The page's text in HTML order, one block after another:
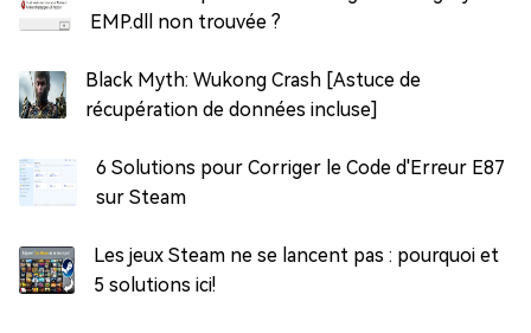
EMP.dll non trouvée ?
Black Myth: Wukong Crash [Astuce de
récupération de données incluse]
6 Solutions pour Corriger le Code d'Erreur E87
sur Steam
Les jeux Steam ne se lancent pas : pourquoi et
5 solutions ici!